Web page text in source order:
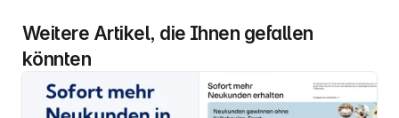
Weitere Artikel, die Ihnen gefallen
könnten